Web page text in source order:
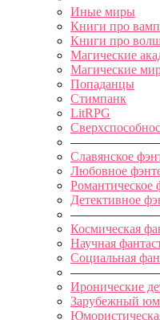
Иные миры
Книги про
Книги про
Магические
Магические
Попаданцы
Стимпанк
LitRPG
Славянское
Любовное
Романтическое
Детективное
Космическая
Научная
Социальная
Иронические
Зарубежный